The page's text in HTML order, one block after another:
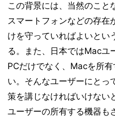
この背景には、当然のこと
スマートフォンなどの存在
けを守っていればよいとい
る。また、日本ではMacユ
PCだけでなく、Macを所
い。そんなユーザーにとっ
策を講じなければいけない
ユーザーの所有する機器も